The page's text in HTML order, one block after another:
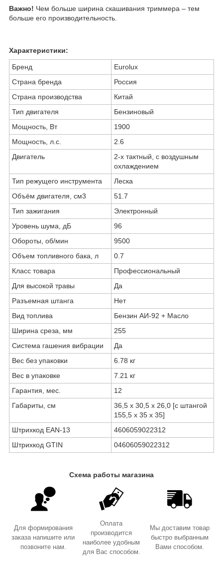
Важно! Чем больше ширина скашивания триммера – тем
больше его производительность.
Характеристики:
Бренд
Eurolux
Страна бренда
Россия
Страна производства
Китай
Тип двигателя
Бензиновый
Мощность, Вт
1900
Мощность, л.с.
2.6
Двигатель
2-х тактный, с воздушным
охлаждением
Тип режущего инструмента
Леска
Объём двигателя, см3
51.7
Тип зажигания
Электронный
Уровень шума, дБ
96
Обороты, об/мин
9500
Объем топливного бака, л
0.7
Класс товара
Профессиональный
Для высокой травы
Да
Разъемная штанга
Нет
Вид топлива
Бензин АИ-92 + Масло
Ширина среза, мм
255
Система гашения вибрации
Да
Вес без упаковки
6.78 кг
Вес в упаковке
7.21 кг
Гарантия, мес.
12
Габариты, см
36,5 х 30,5 х 26,0 [с штангой
155,5 х 35 х 35]
Штрихкод EAN-13
4606059022312
Штрихкод GTIN
04606059022312
Схема работы магазина
Для формирования
заказа напишите или
позвоните нам.
Оплата
производится
наиболее удобным
для Вас способом.
Мы доставим товар
быстро выбранным
Вами способом.